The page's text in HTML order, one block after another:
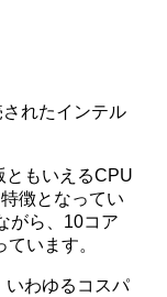
れたインテル
ともいえるCPU
徴となってい
がら、10コア
います。
いわゆるコスパ